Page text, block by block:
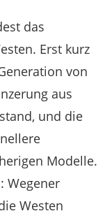
das
Erst kurz
von
aus
und die
Modelle.
Wegener
Westen